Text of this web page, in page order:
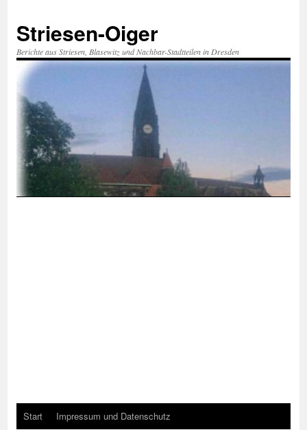
springen
Striesen-Oiger
Berichte aus Striesen, Blasewitz und Nachbar-Stadtteilen in Dresden
Start Impressum und Datenschutz